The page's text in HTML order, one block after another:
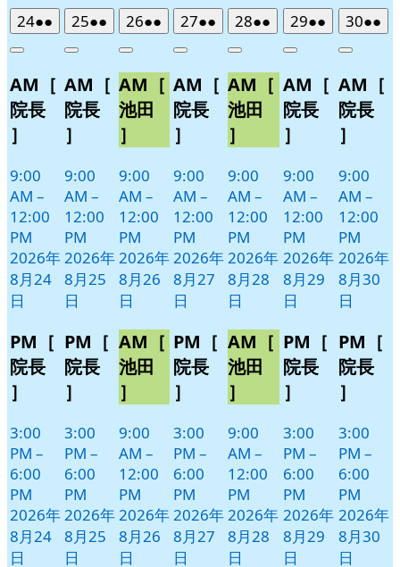
242026
年
月
24
日
●●
件
イ
ベ
ト)
Close
AM［
院長
］
9:00
AM –
12:00
PM
2026年
8月24
日
PM［
院長
］
3:00
PM –
6:00
PM
2026年
8月24
日
252026
年
月
25
日
●●
件
イ
ベ
ト)
Close
AM［
院長
］
9:00
AM –
12:00
PM
2026年
8月25
日
PM［
院長
］
3:00
PM –
6:00
PM
2026年
8月25
日
262026
年
月
26
日
●●
件
イ
ベ
ト)
Close
AM［
池田
］
9:00
AM –
12:00
PM
2026年
8月26
日
AM［
池田
］
9:00
AM –
12:00
PM
2026年
8月26
日
272026
年
月
27
日
●●
件
イ
ベ
ト)
Close
AM［
院長
］
9:00
AM –
12:00
PM
2026年
8月27
日
PM［
院長
］
3:00
PM –
6:00
PM
2026年
8月27
日
282026
年
月
28
日
●●
件
イ
ベ
ト)
Close
AM［
池田
］
9:00
AM –
12:00
PM
2026年
8月28
日
AM［
池田
］
9:00
AM –
12:00
PM
2026年
8月28
日
292026
年
月
29
日
●●
件
イ
ベ
ト)
Close
AM［
院長
］
9:00
AM –
12:00
PM
2026年
8月29
日
PM［
院長
］
3:00
PM –
6:00
PM
2026年
8月29
日
302026
年
月
30
日
●●
件
イ
Close
AM［
院長
］
9:00
AM –
12:00
PM
2026年
8月30
日
PM［
院長
］
3:00
PM –
6:00
PM
2026年
8月30
日